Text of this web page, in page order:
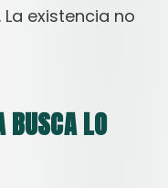
existencia no
BUSCA LO